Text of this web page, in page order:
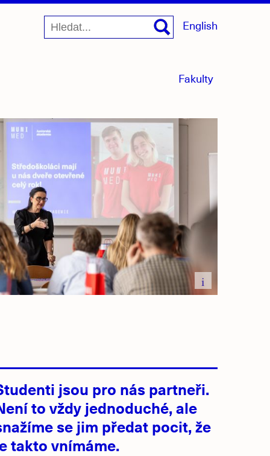
Fakultymenu
English
i
jsou pro nás partneři.
to vždy jednoduché, ale
se jim předat pocit, že
takto vnímáme.